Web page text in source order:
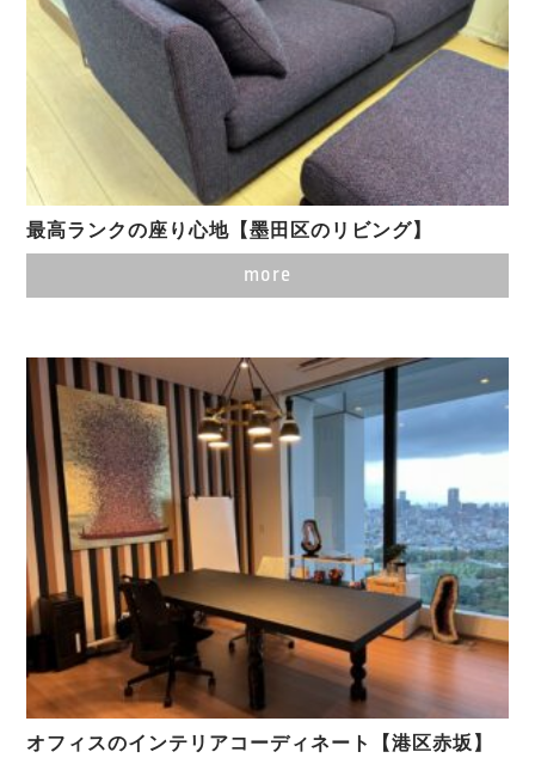
最高ランクの座り心地【墨田区のリビング】
more
オフィスのインテリアコーディネート【港区赤坂】